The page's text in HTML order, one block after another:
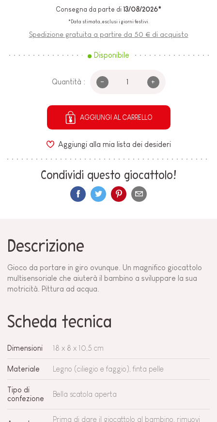
Consegna da parte di 13/08/2026*
*Data stimata, esclusi i giorni festivi.
Spedizione gratuita a partire da 50 € di acquisto
Disponibile
Quantità : - +
AGGIUNGI AL CARRELLO
Aggiungi alla mia lista dei desideri
Condividi questo giocattolo!
Descrizione
Gioco da portare in giro ovunque. Un magnifico giocattolo
multisensoriale che aiuterà il bambino a sviluppare la sua
motricità. Pittura ad acqua.
Scheda tecnica
Dimensioni 18 x 8 x 10,5 cm
Materiale Legno (ciliegio e faggio), finta pelle
Tipo di
confezione
Bella scatola aperta
Prima di dare il giocattolo al bambino, rimuovi